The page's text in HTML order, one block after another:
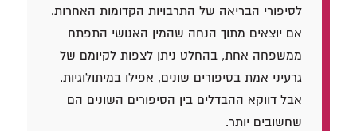
לסיפורי הבריאה של התרבויות הקדומות האחרות.
אם יוצאים מתוך הנחה שהמין האנושי התפתח
ממשפחה אחת, בהחלט ניתן לצפות לקיומם של
גרעיני אמת בסיפורים שונים, אפילו במיתולוגיות.
אבל דווקא ההבדלים בין הסיפורים השונים הם
שחשובים יותר.